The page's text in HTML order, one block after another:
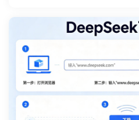
地找回丢失数据，避免二次损坏。